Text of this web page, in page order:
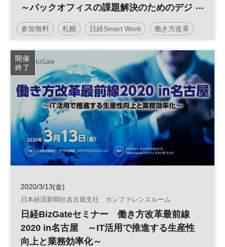
～バックオフィスの課題解決のためのデジ
タル化～
参加無料 札幌 日経Smart Work 働き方改革
テクノロジー 生産性向上 デジタル化
バックオフィス 日経産業新聞フォーラム
開催
終了
2020/3/13(金)
日本経済新聞社名古屋支社 カンファレンスルーム
日経BizGateセミナー 働き方改革最前線
2020 in名古屋 ～IT活用で推進する生産性
向上と業務効率化～